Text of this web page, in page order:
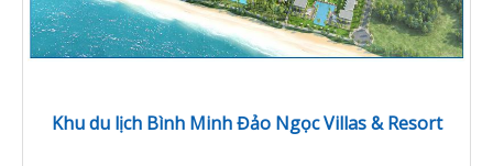
Khu du lịch Bình Minh Đảo Ngọc Villas & Resort